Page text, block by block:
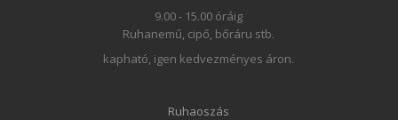
9.00 - 15.00 óráig
Ruhanemű, cipő, bőráru stb.
kapható, igen kedvezményes áron.
Ruhaoszás